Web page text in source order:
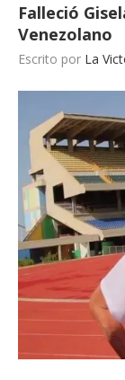
Falleció
Venezolano
Escrito por La